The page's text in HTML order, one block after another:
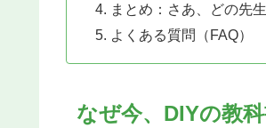
まとめ：さあ、どの先
よくある質問（FAQ）
なぜ今、DIYの教